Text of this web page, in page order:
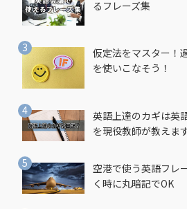
るフレーズ集
仮定法をマスター！
を使いこなそう！
英語上達のカギは
を現役教師が教えま
空港で使う英語フレ
く時に丸暗記でOK